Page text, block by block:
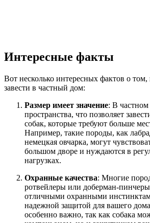
Интересные факты
Вот несколько интересных фактов о
завести в частный дом:
Размер имеет значение: В
пространства, что позволяет
собак, которые требуют больше
Например, такие породы, как
немецкая овчарка, могут
большом дворе и нуждаются в
нагрузках.
Охранные качества: Многие
ротвейлеры или доберман-
отличными охранными
надежной защитой для вашего
особенно важно, так как собака